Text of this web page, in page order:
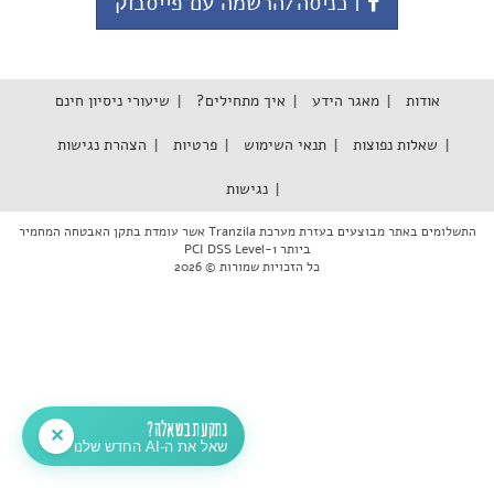
אודות מאגר הידע איך מתחילים? שיעורי ניסיון חינם
שאלות נפוצות תנאי השימוש פרטיות הצהרת נגישות
נגישות
התשלומים באתר מבוצעים בעזרת מערכת Tranzila אשר עומדת בתקן האבטחה המחמיר
ביותר PCI DSS Level-1
כל הזכויות שמורות © 2026
נתקעת בשאלה?
שאל את ה-AI החדש שלנו
✕